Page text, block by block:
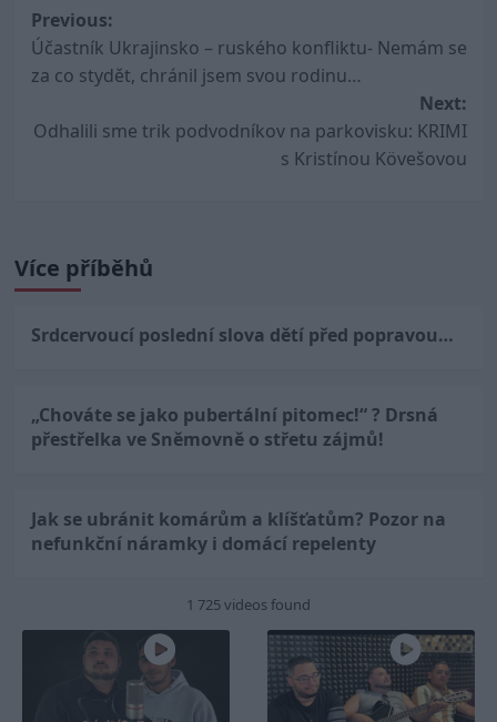
Post
navigation
Previous:
Účastník Ukrajinsko – ruského konfliktu- Nemám se
za co stydět, chránil jsem svou rodinu…
Next:
Odhalili sme trik podvodníkov na parkovisku: KRIMI
s Kristínou Kövešovou
Více příběhů
Srdcervoucí poslední slova dětí před popravou…
„Chováte se jako pubertální pitomec!“ ? Drsná
přestřelka ve Sněmovně o střetu zájmů!
Jak se ubránit komárům a klíšťatům? Pozor na
nefunkční náramky i domácí repelenty
1 725 videos found